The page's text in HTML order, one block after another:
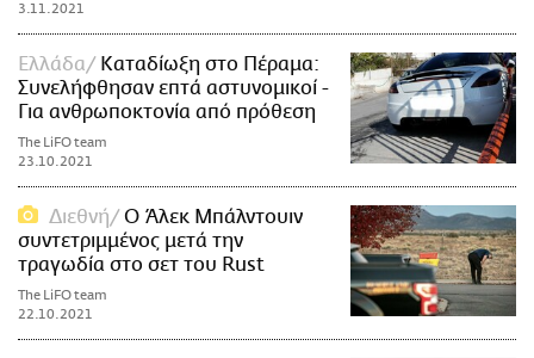
3.11.2021
Ελλάδα
Καταδίωξη στο Πέραμα:
Συνελήφθησαν επτά αστυνομικοί -
Για ανθρωποκτονία από πρόθεση
The LiFO team
23.10.2021
Διεθνή
Ο Άλεκ Μπάλντουιν
συντετριμμένος μετά την
τραγωδία στο σετ του Rust
The LiFO team
22.10.2021